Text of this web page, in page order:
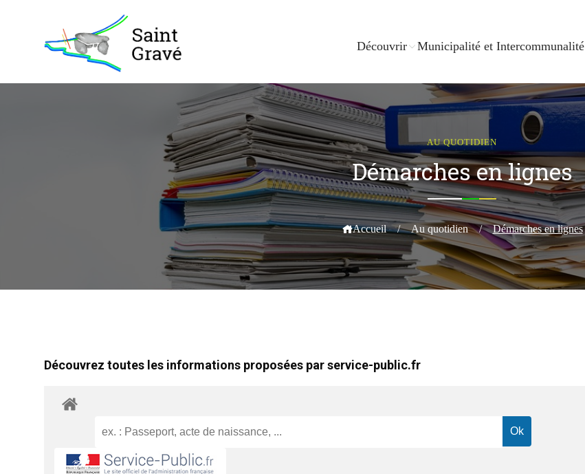
Découvrir Municipalité et Intercommunalité
AU QUOTIDIEN
Démarches en lignes
Accueil / Au quotidien / Démarches en lignes
Découvrez toutes les informations proposées par service-public.fr